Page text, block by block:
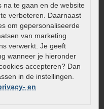
na te gaan en de website
verbeteren. Daarnaast
om gepersonaliseerde
van marketing
verwerkt. Je geeft
wanneer je hieronder
accepteren? Dan
in de instellingen.
en